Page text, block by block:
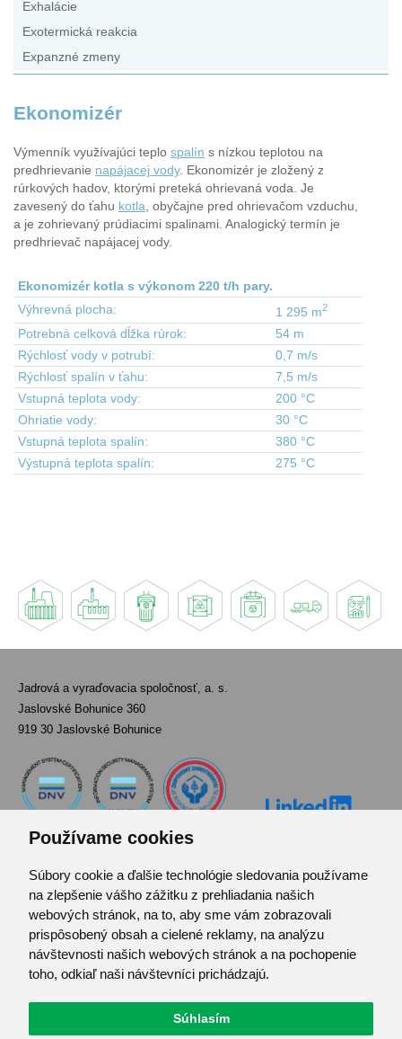
Používame cookies
Súbory cookie a ďalšie technológie sledovania používame
na zlepšenie vášho zážitku z prehliadania našich
webových stránok, na to, aby sme vám zobrazovali
prispôsobený obsah a cielené reklamy, na analýzu
návštevnosti našich webových stránok a na pochopenie
toho, odkiaľ naši návštevníci prichádzajú.
Súhlasím
Exhalácie
Exotermická reakcia
Expanzné zmeny
Ekonomizér
Výmenník využívajúci teplo spalín s nízkou teplotou na
predhrievanie napájacej vody. Ekonomizér je zložený z
rúrkových hadov, ktorými preteká ohrievaná voda. Je
zavesený do ťahu kotla , obyčajne pred ohrievačom vzduchu,
a je zohrievaný prúdiacimi spalinami. Analogický termín je
predhrievač napájacej vody.
Ekonomizér kotla s výkonom 220 t/h pary.
Výhrevná plocha:
1 295 m2
Potrebná celková dĺžka rúrok:
54 m
Rýchlosť vody v potrubí:
0,7 m/s
Rýchlosť spalín v ťahu:
7,5 m/s
Vstupná teplota vody:
200 °C
Ohriatie vody:
30 °C
Vstupná teplota spalín:
380 °C
Výstupná teplota spalín:
275 °C
Jadrová a vyraďovacia spoločnosť, a. s.
Jaslovské Bohunice 360
919 30 Jaslovské Bohunice
Kontakt
Pozvánka do infocentra
Zoznam použitých skratiek
Mapa stránok
RSS
Centrum predvolieb cookies